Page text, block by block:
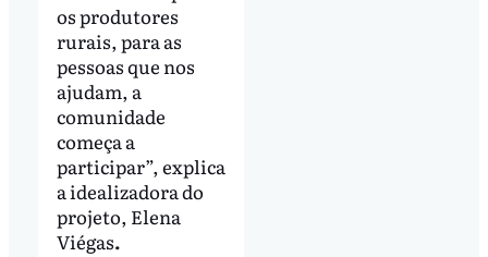
os produtores
rurais, para as
pessoas que nos
ajudam, a
comunidade
começa a
participar”, explica
a idealizadora do
projeto, Elena
Viégas.